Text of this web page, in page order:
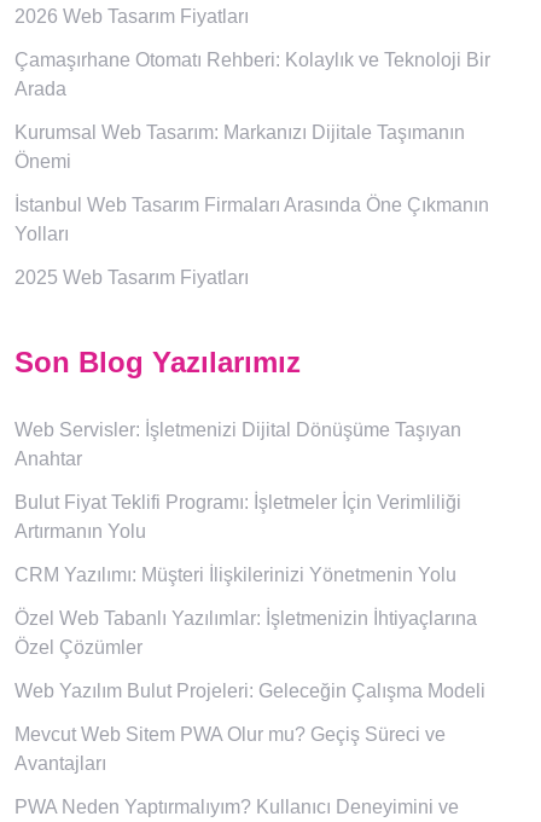
2026 Web Tasarım Fiyatları
Çamaşırhane Otomatı Rehberi: Kolaylık ve Teknoloji Bir
Arada
Kurumsal Web Tasarım: Markanızı Dijitale Taşımanın
Önemi
İstanbul Web Tasarım Firmaları Arasında Öne Çıkmanın
Yolları
2025 Web Tasarım Fiyatları
Son Blog Yazılarımız
Web Servisler: İşletmenizi Dijital Dönüşüme Taşıyan
Anahtar
Bulut Fiyat Teklifi Programı: İşletmeler İçin Verimliliği
Artırmanın Yolu
CRM Yazılımı: Müşteri İlişkilerinizi Yönetmenin Yolu
Özel Web Tabanlı Yazılımlar: İşletmenizin İhtiyaçlarına
Özel Çözümler
Web Yazılım Bulut Projeleri: Geleceğin Çalışma Modeli
Mevcut Web Sitem PWA Olur mu? Geçiş Süreci ve
Avantajları
PWA Neden Yaptırmalıyım? Kullanıcı Deneyimini ve